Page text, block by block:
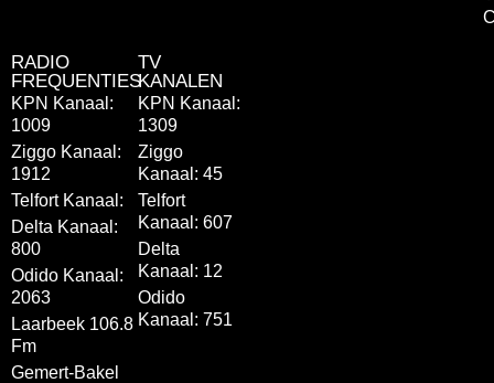
RADIO
FREQUENTIES
KPN Kanaal:
1009
Ziggo Kanaal:
1912
Telfort Kanaal:
Delta Kanaal:
800
Odido Kanaal:
2063
Laarbeek 106.8
Fm
Gemert-Bakel
TV
KANALEN
KPN Kanaal:
1309
Ziggo
Kanaal: 45
Telfort
Kanaal: 607
Delta
Kanaal: 12
Odido
Kanaal: 751